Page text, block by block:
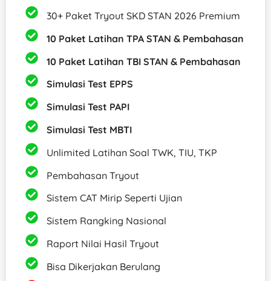
30+ Paket Tryout SKD STAN 2026 Premium
10 Paket Latihan TPA STAN & Pembahasan
10 Paket Latihan TBI STAN & Pembahasan
Simulasi Test EPPS
Simulasi Test PAPI
Simulasi Test MBTI
Unlimited Latihan Soal TWK, TIU, TKP​
Pembahasan Tryout
Sistem CAT Mirip Seperti Ujian
Sistem Rangking Nasional
Raport Nilai Hasil Tryout
Bisa Dikerjakan Berulang